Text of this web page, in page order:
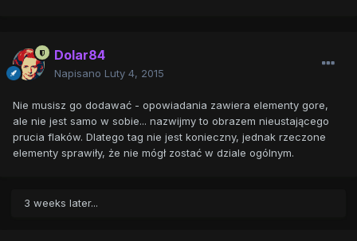
Dolar84
Napisano Luty 4, 2015
Nie musisz go dodawać - opowiadania zawiera elementy gore,
ale nie jest samo w sobie... nazwijmy to obrazem nieustającego
prucia flaków. Dlatego tag nie jest konieczny, jednak rzeczone
elementy sprawiły, że nie mógł zostać w dziale ogólnym.
3 weeks later...